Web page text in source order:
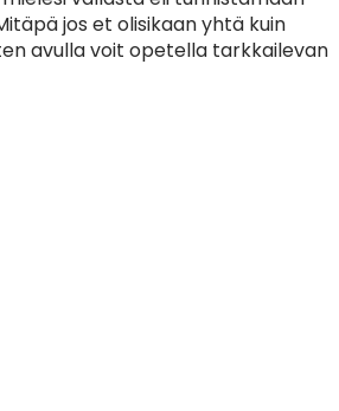
jos et olisikaan yhtä kuin
avulla voit opetella tarkkailevan